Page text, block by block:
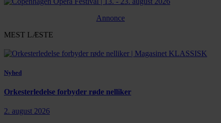
Annonce
MEST LÆSTE
Nyhed
Orkesterledelse forbyder røde nelliker
2. august 2026